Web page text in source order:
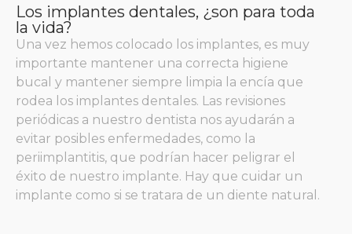
Los implantes dentales, ¿son para toda
la vida?
Una vez hemos colocado los implantes, es muy
importante mantener una correcta higiene
bucal y mantener siempre limpia la encía que
rodea los implantes dentales. Las revisiones
periódicas a nuestro dentista nos ayudarán a
evitar posibles enfermedades, como la
periimplantitis, que podrían hacer peligrar el
éxito de nuestro implante. Hay que cuidar un
implante como si se tratara de un diente natural.